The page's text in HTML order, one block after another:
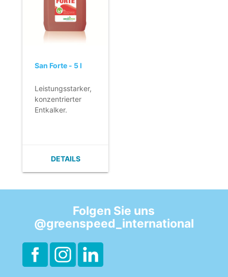
San Forte - 5 l
Leistungsstarker,
konzentrierter
Entkalker.
Kalkablagerungen
auf allen
DETAILS
Folgen Sie uns
@greenspeed_international